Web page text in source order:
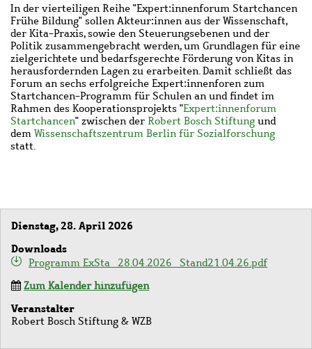
In der vierteiligen Reihe "Expert:innenforum Startchancen
Frühe Bildung" sollen Akteur:innen aus der Wissenschaft,
der Kita-Praxis, sowie den Steuerungsebenen und der
Politik zusammengebracht werden, um Grundlagen für eine
zielgerichtete und bedarfsgerechte Förderung von Kitas in
herausfordernden Lagen zu erarbeiten. Damit schließt das
Forum an sechs erfolgreiche Expert:innenforen zum
Startchancen-Programm für Schulen an und findet im
Rahmen des Kooperationsprojekts "Expert:innenforum
Startchancen" zwischen der Robert Bosch Stiftung und
dem Wissenschaftszentrum Berlin für Sozialforschung
statt.
Dienstag, 28. April 2026
Downloads
Programm ExSta_28.04.2026_Stand21.04.26.pdf
Zum Kalender hinzufügen
Veranstalter
Robert Bosch Stiftung & WZB